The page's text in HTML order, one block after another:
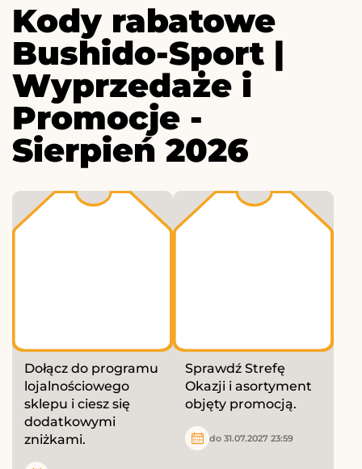
Kody rabatowe
Bushido-Sport |
Wyprzedaże i
Promocje -
Sierpień 2026
Dołącz do programu
lojalnościowego
sklepu i ciesz się
dodatkowymi
zniżkami.
Sprawdź Strefę
Okazji i asortyment
objęty promocją.
do 31.07.2027 23:59